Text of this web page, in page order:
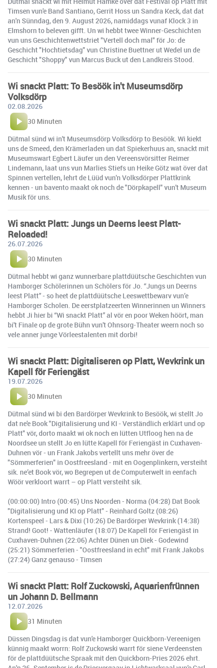
Timsen vun'e Band Santiano, Gerrit Hoss un Sandra Keck, dat dat
an'n Sünndag, den 9. August 2026, namiddags vunaf Klock 3 in
Elmshorn to beleven gifft. Un wi hebbt twee Winner-Geschichten
vun uns Geschichtenwettstriet "Vertell doch mal" för Jo: de
Geschicht "Hochtietsdag" vun Christine Buettner ut Wedel un de
Geschicht "Shoppy" vun Marcus Buck ut den Landkreis Stood.
Wi snackt Platt: To Besöök in't Museumsdörp
Volksdörp
02.08.2026
30 Minuten
Dütmal sünd wi in't Museumsdörp Volksdörp to Besöök. Wi kiekt
uns de Smeed, den Krämerladen un dat Spiekerhuus an, snackt mit
Museumswart Egbert Läufer un den Vereensvörsitter Reimer
Lindemann, laat uns vun Marlies Stiefs un Heike Götz wat över dat
Spinnen vertellen, lehrt de Lüüd vun'n Volksdörper Plattkrink
kennen - un bavento maakt ok noch de "Dörpkapell" vun't Museum
Musik för uns.
Wi snackt Platt: Jungs un Deerns leest Platt-
Reloaded!
26.07.2026
30 Minuten
Dütmal hebbt wi ganz wunnerbare plattdüütsche Geschichten vun
Hamborger Schölerinnen un Schölers för Jo. “Jungs un Deerns
leest Platt” - so heet de plattdüütsche Leeswettbewarv vun’e
Hamborger Scholen. De eerstplatzeerten Winnerinnen un Winners
hebbt Ji hier bi “Wi snackt Platt” al vör en poor Weken höört, man
bi't Finale op de grote Bühn vun't Ohnsorg-Theater weern noch so
vele anner junge Vörleestalenten mit dorbi!
Wi snackt Platt: Digitaliseren op Platt, Wevkrink un
Kapell för Feriengäst
19.07.2026
30 Minuten
Dütmal sünd wi bi den Bardörper Wevkrink to Besöök, wi stellt Jo
dat ne'e Book "Digitalisierung und KI - Verständlich erklärt und op
Platt" vör, dorto maakt wi ok noch en lütten Utfloog hen na de
Noordsee un stellt Jo en lütte Kapell för Feriengäst in Cuxhaven-
Duhnen vör - un Frank Jakobs vertellt uns mehr över de
"Sömmerferien" in Oostfreesland - mit en Oogenplinkern, versteiht
sik. ne’et Book vör, wo Begrepen ut de Computerwelt in eenfach
Wöör verkloort warrt – op Platt versteiht sik.
(00:00:00) Intro (00:45) Uns Noorden - Norma (04:28) Dat Book
"Digitalisierung und KI op Platt" - Reinhard Goltz (08:26)
Kortenspeel - Lars & Dixi (10:26) De Bardörper Wevkrink (14:38)
Strand! Goot! - Wattenläufer (18:07) De Kapell för Feriengäst in
Cuxhaven-Duhnen (22:06) Achter Dünen un Diek - Godewind
(25:21) Sömmerferien - "Oostfreesland in echt" mit Frank Jakobs
(27:24) Ganz genauso - Timsen
Wi snackt Platt: Rolf Zuckowski, Aquarienfrünnen
un Johann D. Bellmann
12.07.2026
31 Minuten
Düssen Dingsdag is dat vun'e Hamborger Quickborn-Vereenigen
künnig maakt worrn: Rolf Zuckowski warrt för siene Verdeensten
för de plattdüütsche Spraak mit den Quickborn-Pries 2026 ehrt.